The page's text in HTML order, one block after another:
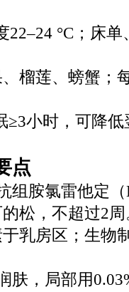
22–24 °C；床单
榴莲、螃蟹；
≥3小时，可降
点
组胺氯雷他定
松，不超过2周
乳房区；生物
肤，局部用